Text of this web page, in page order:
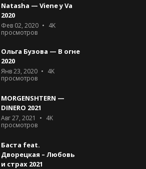
Natasha — Viene y Va
2020
Фев 02, 2020
4K
просмотров
Ольга Бузова — В огне
2020
Янв 23, 2020
4K
просмотров
MORGENSHTERN —
DINERO 2021
Авг 27, 2021
4K
просмотров
Баста feat.
Дворецкая – Любовь
и страх 2021